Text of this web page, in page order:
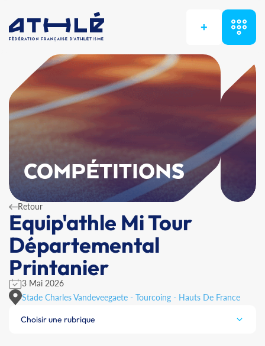
+
COMPÉTITIONS
Retour
Equip'athle Mi Tour
Départemental
Printanier
3 Mai 2026
Stade Charles Vandeveegaete - Tourcoing - Hauts De France
Choisir une rubrique